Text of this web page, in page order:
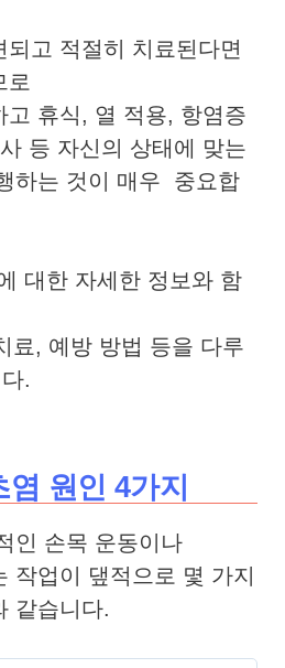
고 적절히 치료된다면
로
고 휴식, 열 적용, 항염증
등 자신의 상태에 맞는
하는 것이 매우 중요합
대한 자세한 정보와 함
료, 예방 방법 등을 다루
.
원인 4가지
인 손목 운동이나
작업이 댚적으로 몇 가지
같습니다.